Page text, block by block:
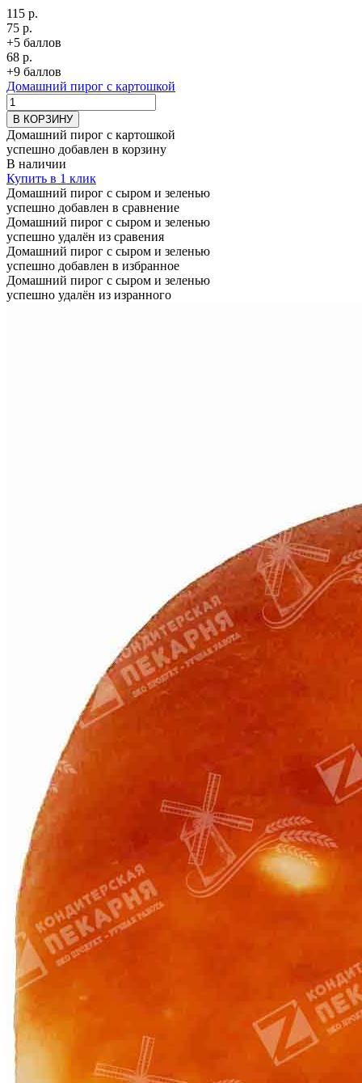
115 р.
75 р.
+5 баллов
68 р.
+9 баллов
Домашний пирог с картошкой
В КОРЗИНУ
Домашний пирог с картошкой
успешно добавлен в корзину
В наличии
Купить в 1 клик
Домашний пирог с сыром и зеленью
успешно добавлен в сравнение
Домашний пирог с сыром и зеленью
успешно удалён из сравения
Домашний пирог с сыром и зеленью
успешно добавлен в избранное
Домашний пирог с сыром и зеленью
успешно удалён из изранного